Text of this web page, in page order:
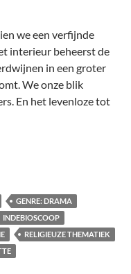
we een verfijnde
interieur beheerst de
in een groter
We onze blik
En het levenloze tot
2018)
GENRE: DRAMA
INDEBIOSCOOP
RELIGIEUZE THEMATIEK